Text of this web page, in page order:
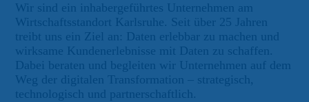
Wir sind ein inhabergeführtes Unternehmen am
Wirtschaftsstandort Karlsruhe. Seit über 25 Jahren
treibt uns ein Ziel an: Daten erlebbar zu machen und
wirksame Kundenerlebnisse mit Daten zu schaffen.
Dabei beraten und begleiten wir Unternehmen auf dem
Weg der digitalen Transformation – strategisch,
technologisch und partnerschaftlich.